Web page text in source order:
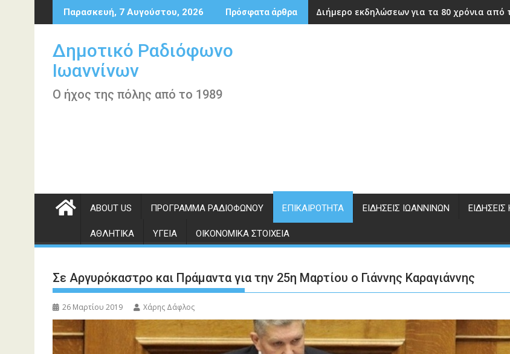
Περάστε
στο
Παρασκευή, 7 Αυγούστου, 2026 Πρόσφατα άρθρα Διήμερο εκδηλώσεων για τα 80 χρόνια από
Δημοτικό Ραδιόφωνο
Ιωαννίνων
Ο ήχος της πόλης από το 1989
ABOUT US ΠΡΌΓΡΑΜΜΑ ΡΑΔΙΟΦΏΝΟΥ ΕΠΙΚΑΙΡΌΤΗΤΑ ΕΙΔΉΣΕΙΣ ΙΩΑΝΝΊΝΩΝ
ΑΘΛΗΤΙΚΆ ΥΓΕΊΑ ΟΙΚΟΝΟΜΙΚΆ ΣΤΟΙΧΕΊΑ
Σε Αργυρόκαστρο και Πράμαντα για την 25η Μαρτίου ο Γιάννης Καραγιάννης
26 Μαρτίου 2019 Χάρης Δάφλος